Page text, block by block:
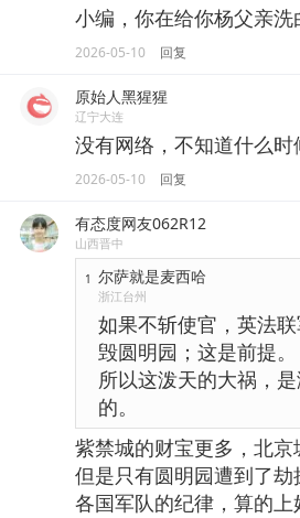
小编，你在给你杨父亲洗
2026-05-10 回复
原始人黑猩猩
辽宁大连
没有网络，不知道什么时
2026-05-10 回复
有态度网友062R12
山西晋中
1 尔萨就是麦西哈
浙江台州
如果不斩使官，英法
毁圆明园；这是前提。
所以这泼天的大祸，
的。
紫禁城的财宝更多，北京
但是只有圆明园遭到了
各国军队的纪律，算的上